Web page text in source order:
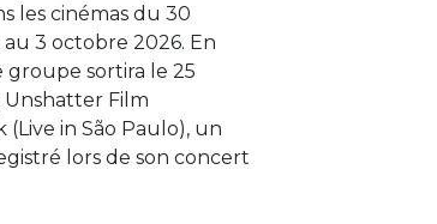
les cinémas du 30
3 octobre 2026. En
groupe sortira le 25
Film
(Live in São Paulo), un
lors de son concert